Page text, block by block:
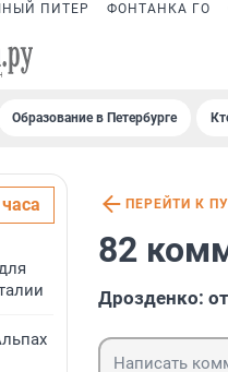
ПИТЕР ФОНТАНКА ГО
Образование в Петербурге
ПЕРЕЙТИ К
82
Дрозденко: